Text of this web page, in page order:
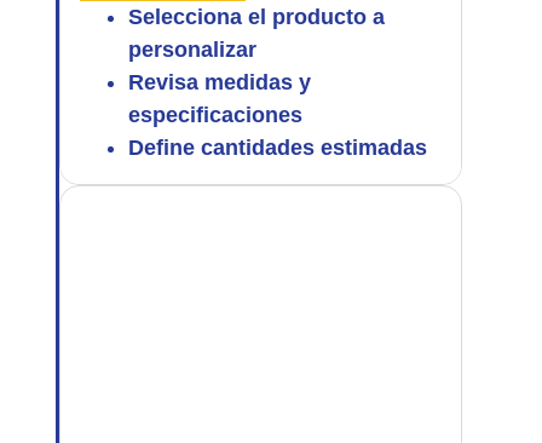
Selecciona el producto a
personalizar
Revisa medidas y
especificaciones
Define cantidades estimadas